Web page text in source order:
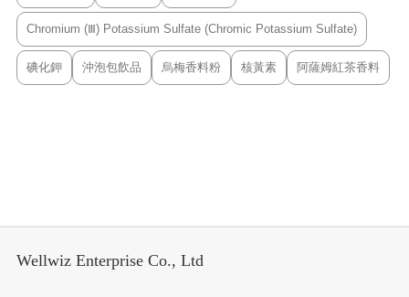
Chromium (Ⅲ) Potassium Sulfate (Chromic Potassium Sulfate)
碘化鉀 沖泡包飲品 烏梅香料粉 核黃素 阿薩姆紅茶香料
Wellwiz Enterprise Co., Ltd